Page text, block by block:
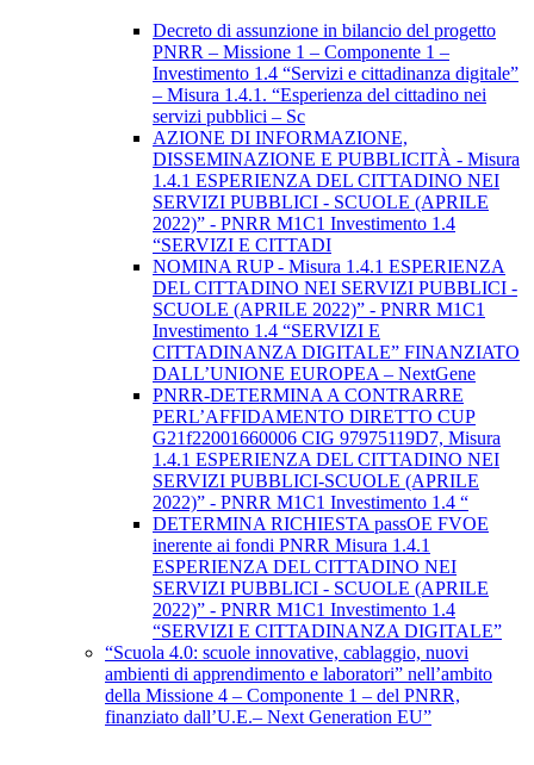
Decreto di assunzione in bilancio del progetto
PNRR – Missione 1 – Componente 1 –
Investimento 1.4 “Servizi e cittadinanza digitale”
– Misura 1.4.1. “Esperienza del cittadino nei
servizi pubblici – Sc
AZIONE DI INFORMAZIONE,
DISSEMINAZIONE E PUBBLICITÀ - Misura
1.4.1 ESPERIENZA DEL CITTADINO NEI
SERVIZI PUBBLICI - SCUOLE (APRILE
2022)” - PNRR M1C1 Investimento 1.4
“SERVIZI E CITTADI
NOMINA RUP - Misura 1.4.1 ESPERIENZA
DEL CITTADINO NEI SERVIZI PUBBLICI -
SCUOLE (APRILE 2022)” - PNRR M1C1
Investimento 1.4 “SERVIZI E
CITTADINANZA DIGITALE” FINANZIATO
DALL’UNIONE EUROPEA – NextGene
PNRR-DETERMINA A CONTRARRE
PERL’AFFIDAMENTO DIRETTO CUP
G21f22001660006 CIG 97975119D7, Misura
1.4.1 ESPERIENZA DEL CITTADINO NEI
SERVIZI PUBBLICI-SCUOLE (APRILE
2022)” - PNRR M1C1 Investimento 1.4 “
DETERMINA RICHIESTA passOE FVOE
inerente ai fondi PNRR Misura 1.4.1
ESPERIENZA DEL CITTADINO NEI
SERVIZI PUBBLICI - SCUOLE (APRILE
2022)” - PNRR M1C1 Investimento 1.4
“SERVIZI E CITTADINANZA DIGITALE”
“Scuola 4.0: scuole innovative, cablaggio, nuovi
ambienti di apprendimento e laboratori” nell’ambito
della Missione 4 – Componente 1 – del PNRR,
finanziato dall’U.E.– Next Generation EU”